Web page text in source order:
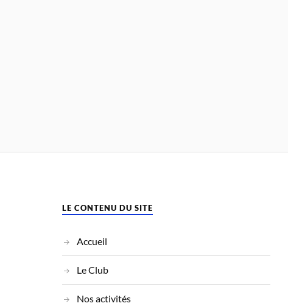
LE CONTENU DU SITE
Accueil
Le Club
Nos activités